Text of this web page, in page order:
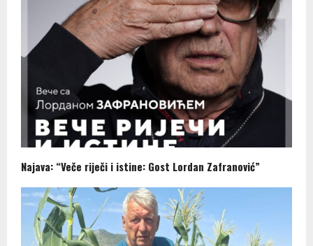
Najava: “Veče riječi i istine: Gost Lordan Zafranović”